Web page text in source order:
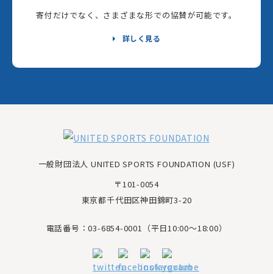
寄付だけでなく、さまざまな形での協賛が可能です。
詳しく見る
一般財団法人 UNITED SPORTS FOUNDATION (USF)
〒101-0054
東京都千代田区神田錦町3-20
電話番号：03-6854-0001（平日10:00～18:00）